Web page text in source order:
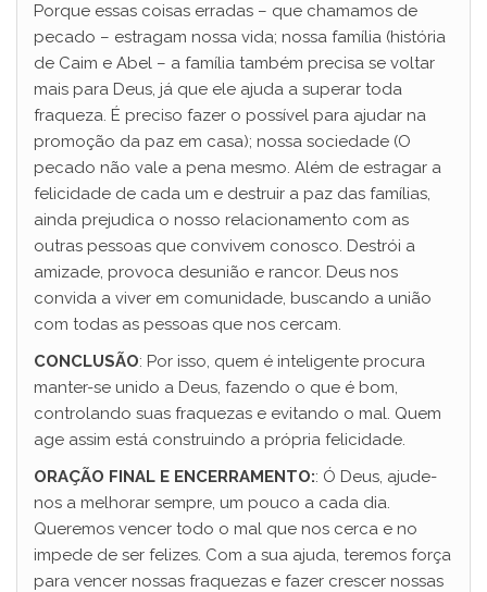
Porque essas coisas erradas – que chamamos de
pecado – estragam nossa vida; nossa família (história
de Caim e Abel – a família também precisa se voltar
mais para Deus, já que ele ajuda a superar toda
fraqueza. É preciso fazer o possível para ajudar na
promoção da paz em casa); nossa sociedade (O
pecado não vale a pena mesmo. Além de estragar a
felicidade de cada um e destruir a paz das famílias,
ainda prejudica o nosso relacionamento com as
outras pessoas que convivem conosco. Destrói a
amizade, provoca desunião e rancor. Deus nos
convida a viver em comunidade, buscando a união
com todas as pessoas que nos cercam.
CONCLUSÃO: Por isso, quem é inteligente procura
manter-se unido a Deus, fazendo o que é bom,
controlando suas fraquezas e evitando o mal. Quem
age assim está construindo a própria felicidade.
ORAÇÃO FINAL E ENCERRAMENTO:: Ó Deus, ajude-
nos a melhorar sempre, um pouco a cada dia.
Queremos vencer todo o mal que nos cerca e no
impede de ser felizes. Com a sua ajuda, teremos força
para vencer nossas fraquezas e fazer crescer nossas